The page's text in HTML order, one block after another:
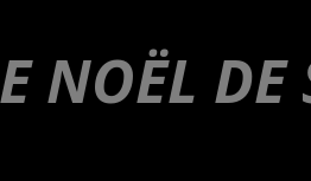
NOËL DE